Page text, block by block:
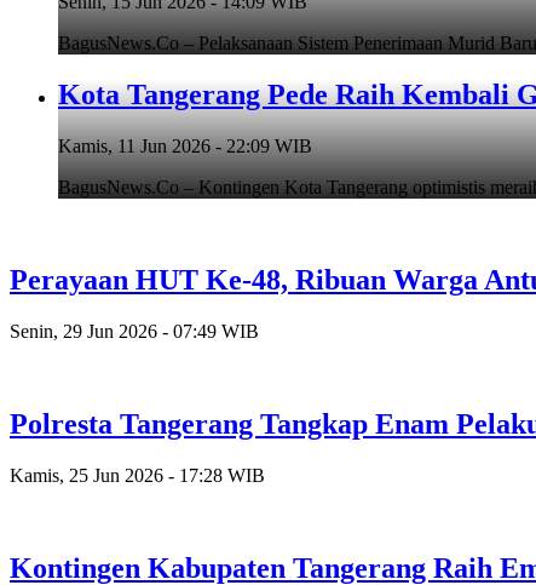
BagusNews.Co – Pelaksanaan Sistem Penerimaan Murid
Kota Tangerang Pede Raih Kembali
Kamis, 11 Jun 2026 - 22:09 WIB
BagusNews.Co – Kontingen Kota Tangerang optimistis
Perayaan HUT Ke-48, Ribuan Warga
Senin, 29 Jun 2026 - 07:49 WIB
Polresta Tangerang Tangkap Enam
Kamis, 25 Jun 2026 - 17:28 WIB
Kontingen Kabupaten Tangerang Raih